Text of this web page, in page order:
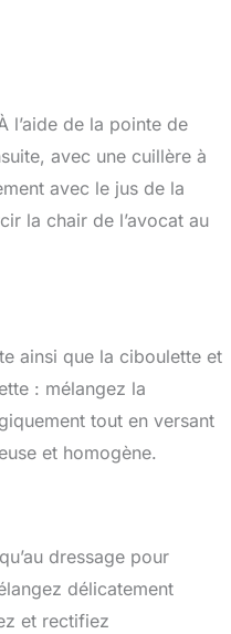
l’aide de la pointe de
avec une cuillère à
avec le jus de la
la chair de l’avocat au
ainsi que la ciboulette et
: mélangez la
tout en versant
et homogène.
dressage pour
délicatement
et rectifiez